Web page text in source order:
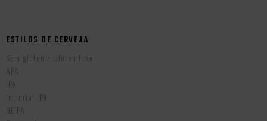
ESTILOS DE CERVEJA
Sem glúten / Gluten Free
APA
IPA
Imperial IPA
NEIPA